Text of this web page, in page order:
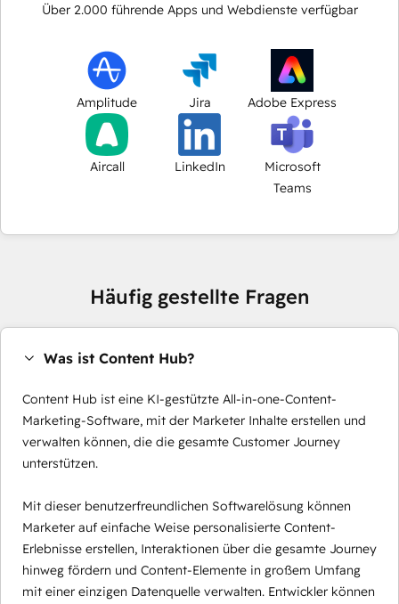
Über 2.000 führende Apps und Webdienste verfügbar
Amplitude Jira Adobe Express
Aircall LinkedIn
Microsoft
Teams
Häufig gestellte Fragen
Was ist Content Hub?
Content Hub ist eine KI-gestützte All-in-one-Content-
Marketing-Software, mit der Marketer Inhalte erstellen und
verwalten können, die die gesamte Customer Journey
unterstützen.
Mit dieser benutzerfreundlichen Softwarelösung können
Marketer auf einfache Weise personalisierte Content-
Erlebnisse erstellen, Interaktionen über die gesamte Journey
hinweg fördern und Content-Elemente in großem Umfang
mit einer einzigen Datenquelle verwalten. Entwickler können